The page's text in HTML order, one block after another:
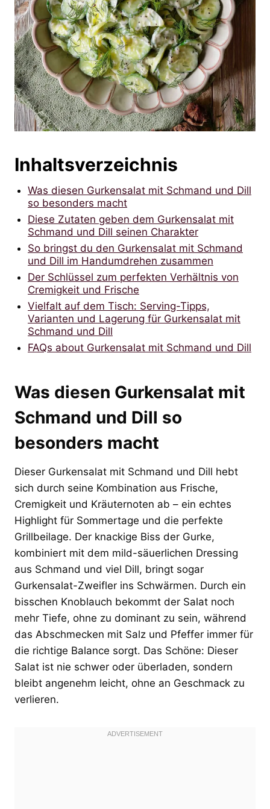
Inhaltsverzeichnis
Was diesen Gurkensalat mit Schmand und Dill
so besonders macht
Diese Zutaten geben dem Gurkensalat mit
Schmand und Dill seinen Charakter
So bringst du den Gurkensalat mit Schmand
und Dill im Handumdrehen zusammen
Der Schlüssel zum perfekten Verhältnis von
Cremigkeit und Frische
Vielfalt auf dem Tisch: Serving-Tipps,
Varianten und Lagerung für Gurkensalat mit
Schmand und Dill
FAQs about Gurkensalat mit Schmand und Dill
Was diesen Gurkensalat mit
Schmand und Dill so
besonders macht
Dieser Gurkensalat mit Schmand und Dill hebt
sich durch seine Kombination aus Frische,
Cremigkeit und Kräuternoten ab – ein echtes
Highlight für Sommertage und die perfekte
Grillbeilage. Der knackige Biss der Gurke,
kombiniert mit dem mild-säuerlichen Dressing
aus Schmand und viel Dill, bringt sogar
Gurkensalat-Zweifler ins Schwärmen. Durch ein
bisschen Knoblauch bekommt der Salat noch
mehr Tiefe, ohne zu dominant zu sein, während
das Abschmecken mit Salz und Pfeffer immer für
die richtige Balance sorgt. Das Schöne: Dieser
Salat ist nie schwer oder überladen, sondern
bleibt angenehm leicht, ohne an Geschmack zu
verlieren.